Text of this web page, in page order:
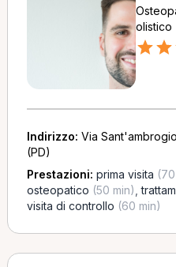
olistico
Indirizzo: Via
(PD)
Prestazioni: prima visita
osteopatico (50 min) ,
visita di controllo (60 min)